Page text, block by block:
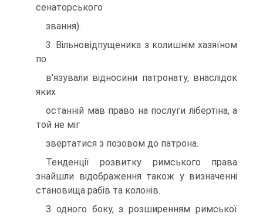
сенаторського
звання).
3. Вільновідпущеника з колишнім хазяїном
по
в'язували відносини патронату, внаслідок
яких
останній мав право на послуги лібертіна, а
той не міг
звертатися з позовом до патрона.
Тенденції розвитку римського права
знайшли відображення також у визначенні
становища рабів та колонів.
З одного боку, з розширенням римської